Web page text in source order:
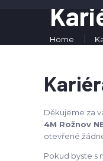
Home
Děkujeme za
4M Rožnov
otevřené
Pokud byste s